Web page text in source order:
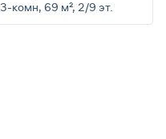
3-комн, 69 м², 2/9 эт.